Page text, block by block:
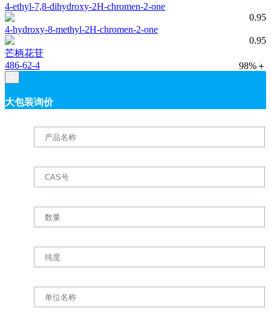
4-ethyl-7,8-dihydroxy-2H-chromen-2-one
0.95
4-hydroxy-8-methyl-2H-chromen-2-one
0.95
芒柄花苷
98%＋
486-62-4
大包装询价